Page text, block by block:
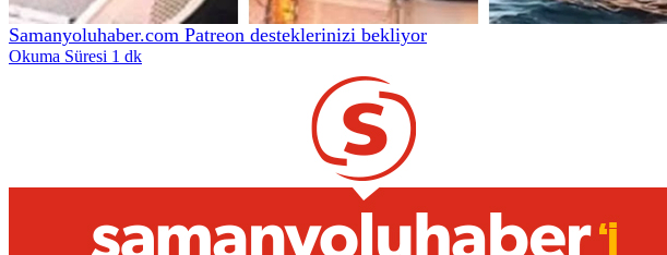
Samanyoluhaber.com Patreon desteklerinizi bekliyor
Okuma Süresi 1 dk